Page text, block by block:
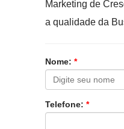
Marketing de
a qualidade da
Nome: *
Telefone: *